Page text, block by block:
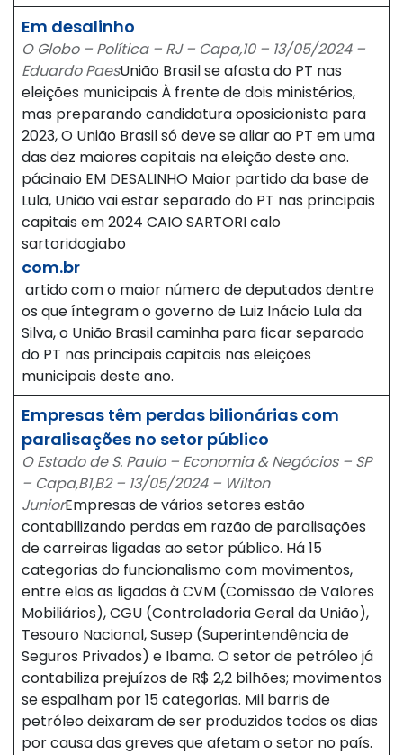
Em desalinho
O Globo – Política – RJ – Capa,10 – 13/05/2024 –
Eduardo PaesUnião Brasil se afasta do PT nas
eleições municipais À frente de dois ministérios,
mas preparando candidatura oposicionista para
2023, O União Brasil só deve se aliar ao PT em uma
das dez maiores capitais na eleição deste ano.
pácinaio EM DESALINHO Maior partido da base de
Lula, União vai estar separado do PT nas principais
capitais em 2024 CAIO SARTORI calo
sartoridogiabo
com.br
artido com o maior número de deputados dentre
os que íntegram o governo de Luiz Inácio Lula da
Silva, o União Brasil caminha para ficar separado
do PT nas principais capitais nas eleições
municipais deste ano.
Empresas têm perdas bilionárias com
paralisações no setor público
O Estado de S. Paulo – Economia & Negócios – SP
– Capa,B1,B2 – 13/05/2024 – Wilton
JuniorEmpresas de vários setores estão
contabilizando perdas em razão de paralisações
de carreiras ligadas ao setor público. Há 15
categorias do funcionalismo com movimentos,
entre elas as ligadas à CVM (Comissão de Valores
Mobiliários), CGU (Controladoria Geral da União),
Tesouro Nacional, Susep (Superintendência de
Seguros Privados) e Ibama. O setor de petróleo já
contabiliza prejuízos de R$ 2,2 bilhões; movimentos
se espalham por 15 categorias. Mil barris de
petróleo deixaram de ser produzidos todos os dias
por causa das greves que afetam o setor no país.